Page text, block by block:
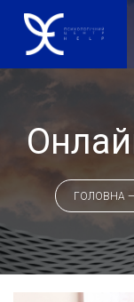
ГОЛОВНА